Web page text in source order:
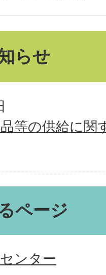
らせ
等の供給に関
ページ
ンター